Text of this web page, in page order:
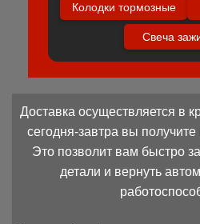
Колодки тормозные
Свеча
Доставка осуществляется в
сегодня-завтра вы
Это позволит вам быстро
детали и вернуть